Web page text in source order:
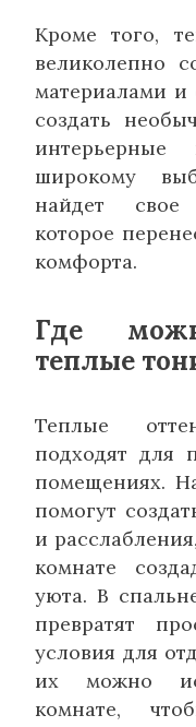
Кроме того,
великолепно
материалами и
создать
интерьерные
широкому
найдет свое
которое
комфорта.
Где
теплые
Теплые
подходят для
помещениях.
помогут
и
комнате
уюта. В
превратят
условия для
их можно
комнате,